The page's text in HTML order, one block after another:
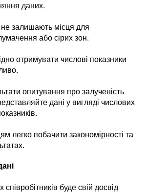
даних.
не залишають місця для
або сірих зон.
отримувати числові показники
опитування про залученість
дані у вигляді числових
легко побачити закономірності та
буде свій досвід